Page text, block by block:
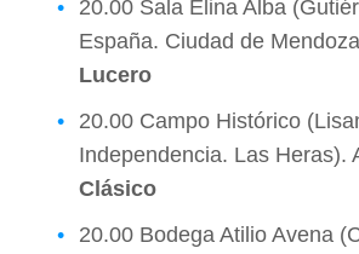
20.00 Sala Elina Alba
España. Ciudad de
Lucero
20.00 Campo Histórico
Independencia. Las Heras).
Clásico
20.00 Bodega Atilio Avena